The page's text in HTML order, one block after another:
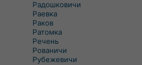
Радошковичи
Раевка
Раков
Ратомка
Речень
Рованичи
Рубежевичи